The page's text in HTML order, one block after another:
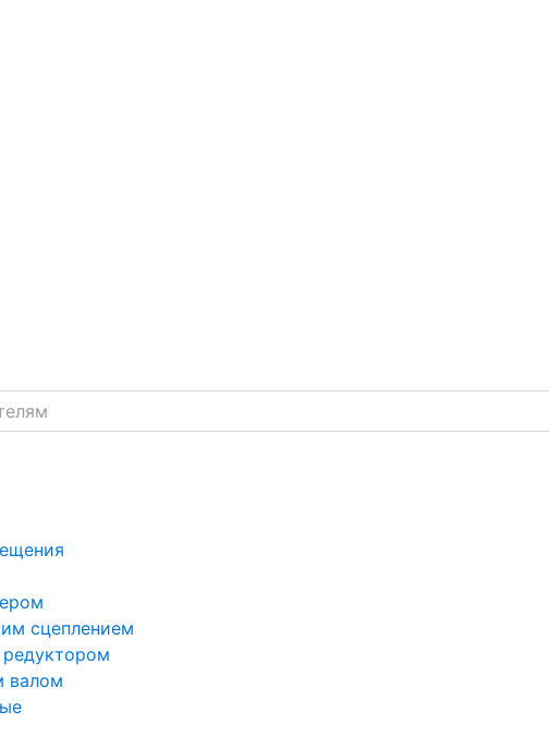
сцеплением
валом